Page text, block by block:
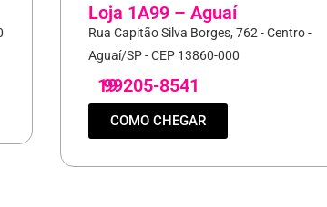
Loja 1A99 – Aguaí
Rua Capitão Silva Borges, 762 - Centro -
Aguaí/SP - CEP 13860-000
19
99205-8541
COMO CHEGAR